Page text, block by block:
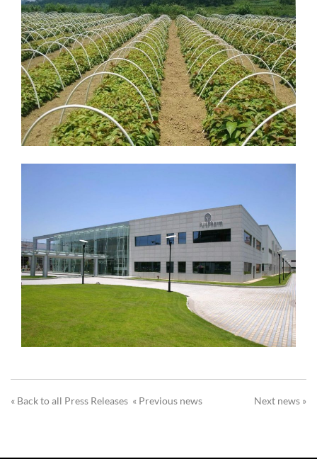
« Back to all Press Releases « Previous news Next news »